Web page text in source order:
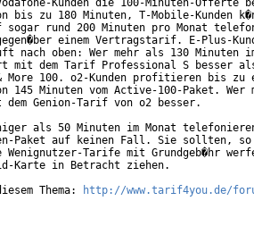
Kunden die 100-Minuten-Offerte
bis zu 180 Minuten, T-Mobile-Kunden
sogar rund 200 Minuten pro Monat
einem Vertragstarif. E-Plus-
nach oben: Wer mehr als 130 Minuten
mit dem Tarif Professional S besser
More 100. o2-Kunden profitieren bis zu
145 Minuten vom Active-100-Paket. Wer
dem Genion-Tarif von o2 besser.
als 50 Minuten im Monat
Paket auf keinen Fall. Sie sollten, so
Tarife mit Grundgeb�hr
Karte in Betracht ziehen.
Thema:
http://www.tarif4you.de/